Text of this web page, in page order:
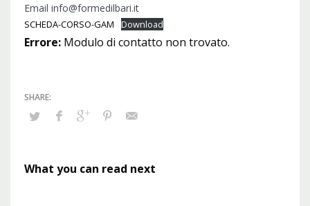
Email info@formedilbari.it
SCHEDA-CORSO-GAM Download
Errore: Modulo di contatto non trovato.
What you can read next